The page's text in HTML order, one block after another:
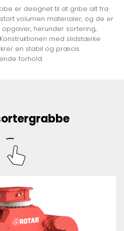
er designet til at gribe alt fra
volumen materialer, og de er
herunder sortering,
med slidstærke
en stabil og præcis
forhold.